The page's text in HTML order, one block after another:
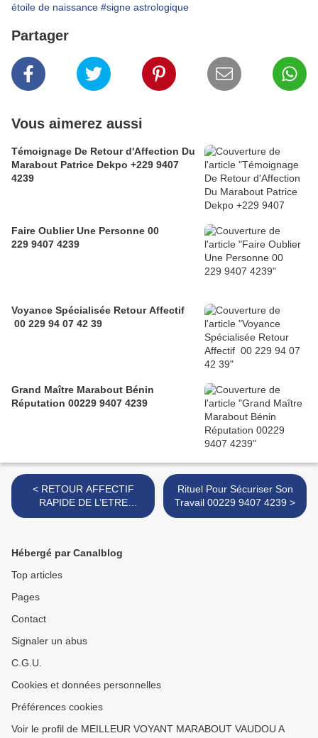
étoile de naissance #signe astrologique
Partager
Vous aimerez aussi
Témoignage De Retour d'Affection Du
Marabout Patrice Dekpo +229 9407
4239
Faire Oublier Une Personne 00
229 9407 4239
Voyance Spécialisée Retour Affectif
00 229 94 07 42 39
Grand Maître Marabout Bénin
Réputation 00229 9407 4239
< RETOUR AFFECTIF
RAPIDE DE L’ETRE
AIMÉ0022994074239
Rituel Pour Sécuriser Son
Travail 00229 9407 4239 >
Hébergé par Canalblog
Top articles
Pages
Contact
Signaler un abus
C.G.U.
Cookies et données personnelles
Préférences cookies
Voir le profil de MEILLEUR VOYANT MARABOUT VAUDOU A